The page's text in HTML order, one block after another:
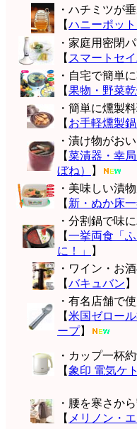
・ハチミツが
【ハニーポッ
・家庭用密閉
【 スマートセ
・自宅で簡単
【果物・野菜
・簡単に燻製
【 お手軽燻製
・漬け物がお
【菜漬器・幸
ぼね）
】
・美味しい漬
【 新・ぬか床
・分割鍋で味
【一挙両食「
に！」
】
・ワイン・お
【バキュバン 】
・有名店舗で
【米国ゼロー
ープ】
・カップ一杯約
【象印 電気ケ
・腰を寒さか
【 メリノン・